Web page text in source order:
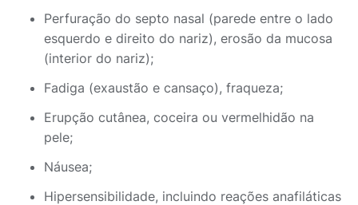
Perfuração do septo nasal (parede entre o lado
esquerdo e direito do nariz), erosão da mucosa
(interior do nariz);
Fadiga (exaustão e cansaço), fraqueza;
Erupção cutânea, coceira ou vermelhidão na
pele;
Náusea;
Hipersensibilidade, incluindo reações anafiláticas